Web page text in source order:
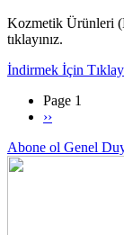
Kozmetik Ürünleri
tıklayınız.
İndirmek İçin
Sayfalama
Page 1
Sonraki
››
Abone ol Genel